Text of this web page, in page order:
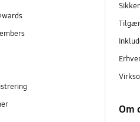
Om